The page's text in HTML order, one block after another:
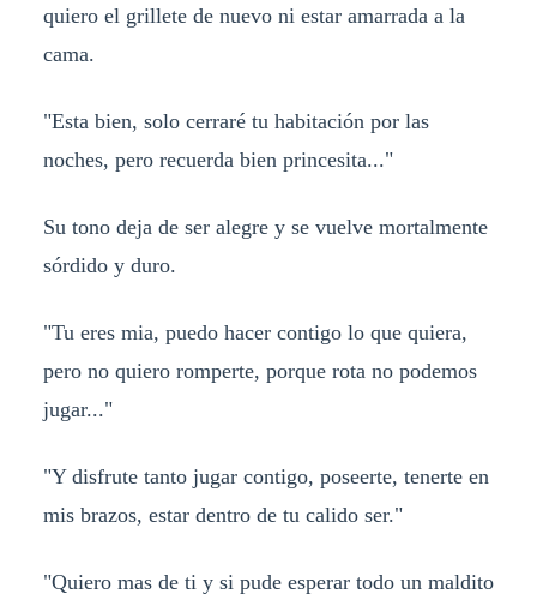
quiero el grillete de nuevo ni estar amarrada a la
cama.
"Esta bien, solo cerraré tu habitación por las
noches, pero recuerda bien princesita..."
Su tono deja de ser alegre y se vuelve mortalmente
sórdido y duro.
"Tu eres mia, puedo hacer contigo lo que quiera,
pero no quiero romperte, porque rota no podemos
jugar..."
"Y disfrute tanto jugar contigo, poseerte, tenerte en
mis brazos, estar dentro de tu calido ser."
"Quiero mas de ti y si pude esperar todo un maldito